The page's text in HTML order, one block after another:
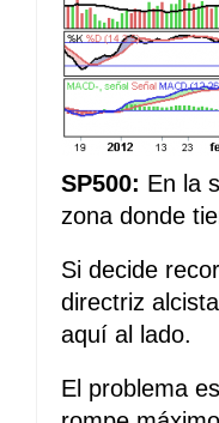
SP500: En la
zona donde
Si decide
directriz
aquí al lado.
El problema